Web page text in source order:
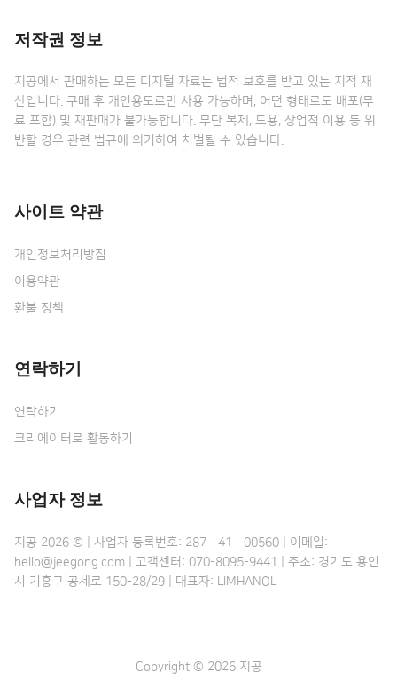
저작권 정보
지공에서 판매하는 모든 디지털 자료는 법적 보호를 받고 있는 지적 재
산입니다. 구매 후 개인용도로만 사용 가능하며, 어떤 형태로도 배포(무
료 포함) 및 재판매가 불가능합니다. 무단 복제, 도용, 상업적 이용 등 위
반할 경우 관련 법규에 의거하여 처벌될 수 있습니다.
사이트 약관
개인정보처리방침
이용약관
환불 정책
연락하기
연락하기
크리에이터로 활동하기
사업자 정보
지공 2026 © | 사업자 등록번호: 287•41•00560 | 이메일:
hello@jeegong.com | 고객센터: 070-8095-9441 | 주소: 경기도 용인
시 기흥구 공세로 150-28/29 | 대표자: LIMHANOL
Copyright © 2026 지공